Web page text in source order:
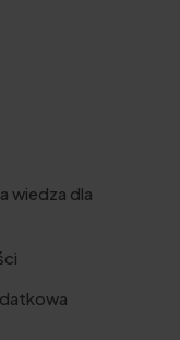
wiedza dla